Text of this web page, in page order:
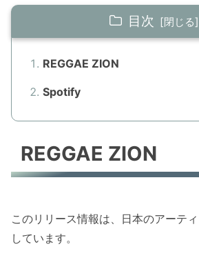
目次
REGGAE ZION
Spotify
REGGAE ZION
このリリース情報は、日本のアーテ
しています。